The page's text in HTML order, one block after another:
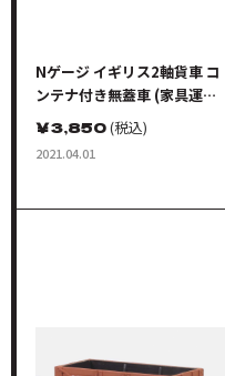
Nゲージ イギリス2軸貨車 コ
ンテナ付き無蓋車 (家具運搬
用コンテナ・LNER)
￥3,850(税込)
2021.04.01